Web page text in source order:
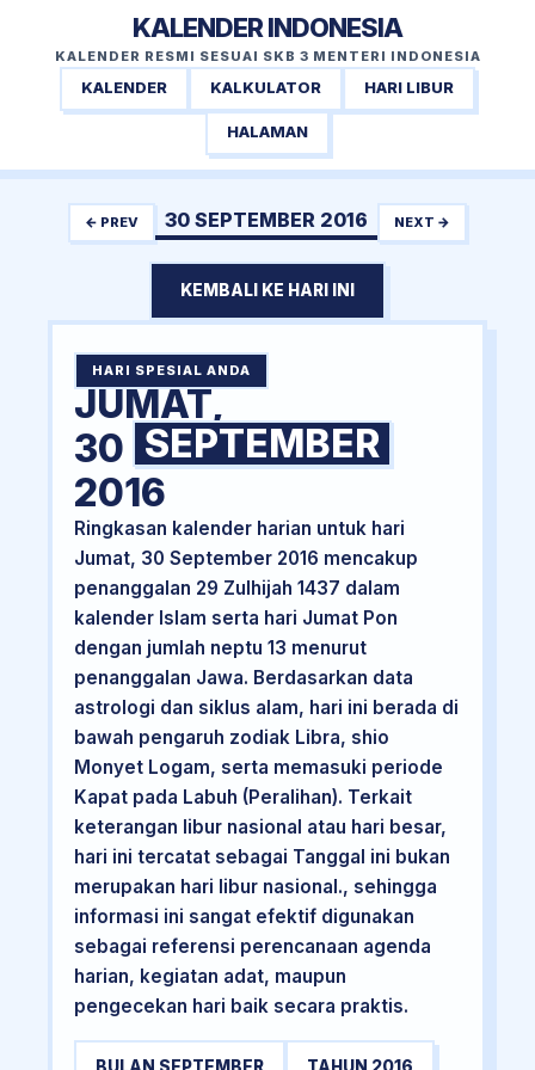
KALENDER INDONESIA
KALENDER RESMI SESUAI SKB 3 MENTERI INDONESIA
KALENDER KALKULATOR HARI LIBUR
HALAMAN
← PREV 30 SEPTEMBER 2016 NEXT →
KEMBALI KE HARI INI
HARI SPESIAL ANDA
JUMAT,
30 SEPTEMBER
2016
Ringkasan kalender harian untuk hari
Jumat, 30 September 2016 mencakup
penanggalan 29 Zulhijah 1437 dalam
kalender Islam serta hari Jumat Pon
dengan jumlah neptu 13 menurut
penanggalan Jawa. Berdasarkan data
astrologi dan siklus alam, hari ini berada di
bawah pengaruh zodiak Libra, shio
Monyet Logam, serta memasuki periode
Kapat pada Labuh (Peralihan). Terkait
keterangan libur nasional atau hari besar,
hari ini tercatat sebagai Tanggal ini bukan
merupakan hari libur nasional., sehingga
informasi ini sangat efektif digunakan
sebagai referensi perencanaan agenda
harian, kegiatan adat, maupun
pengecekan hari baik secara praktis.